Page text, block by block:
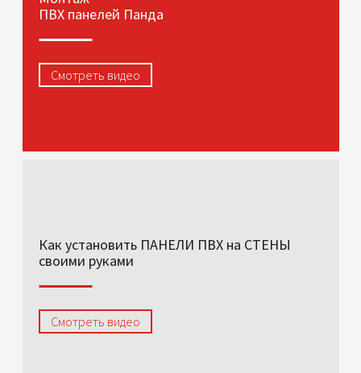
ПВХ панелей Панда
Смотреть видео
Как установить ПАНЕЛИ ПВХ на СТЕНЫ
своими руками
Смотреть видео